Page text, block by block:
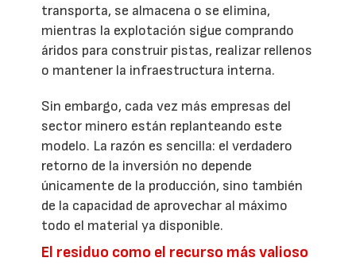
transporta, se almacena o se elimina,
mientras la explotación sigue comprando
áridos para construir pistas, realizar rellenos
o mantener la infraestructura interna.
Sin embargo, cada vez más empresas del
sector minero están replanteando este
modelo. La razón es sencilla: el verdadero
retorno de la inversión no depende
únicamente de la producción, sino también
de la capacidad de aprovechar al máximo
todo el material ya disponible.
El residuo como el recurso más valioso